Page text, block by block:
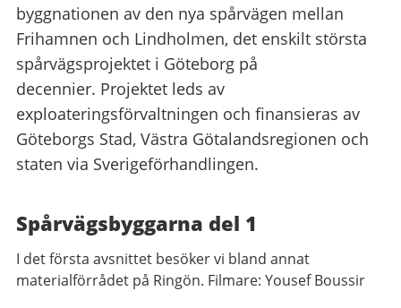
byggnationen av den nya spårvägen mellan
Frihamnen och Lindholmen, det enskilt största
spårvägsprojektet i Göteborg på
decennier. Projektet leds av
exploateringsförvaltningen och finansieras av
Göteborgs Stad, Västra Götalandsregionen och
staten via Sverigeförhandlingen.
Spårvägsbyggarna del 1
I det första avsnittet besöker vi bland annat
materialförrådet på Ringön. Filmare: Yousef Boussir